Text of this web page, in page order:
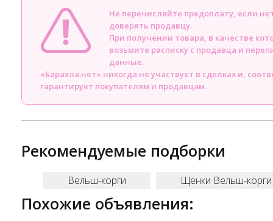
Не перечисляйте предоплату, если
доверять продавцу.
При получении товара, в качестве
возьмите расписку с продавца и
данные.
«Барахла.нет» никогда не участвует в сделках и,
гарантирует покупателям и продавцам.
Рекомендуемые подборки
Вельш-корги Щенки Вельш-корги
Похожие объявления: